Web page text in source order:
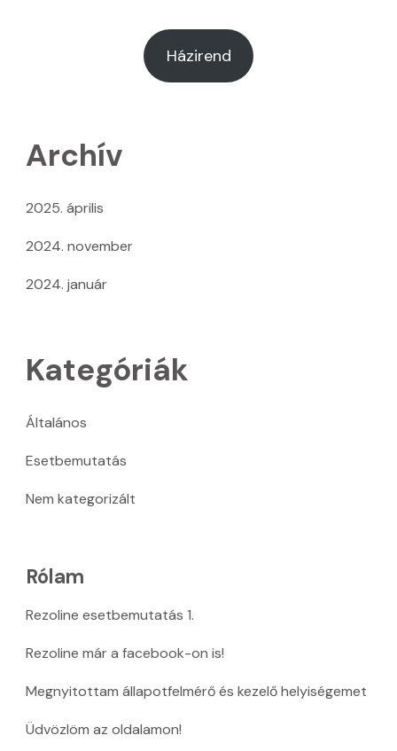
Házirend
Archív
2025. április
2024. november
2024. január
Kategóriák
Általános
Esetbemutatás
Nem kategorizált
Rólam
Rezoline esetbemutatás 1.
Rezoline már a facebook-on is!
Megnyitottam állapotfelmérő és kezelő helyiségemet
Üdvözlöm az oldalamon!